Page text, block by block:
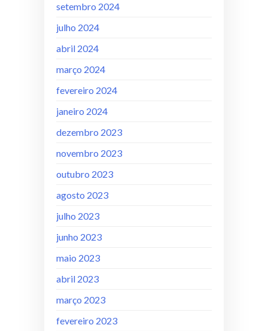
setembro 2024
julho 2024
abril 2024
março 2024
fevereiro 2024
janeiro 2024
dezembro 2023
novembro 2023
outubro 2023
agosto 2023
julho 2023
junho 2023
maio 2023
abril 2023
março 2023
fevereiro 2023